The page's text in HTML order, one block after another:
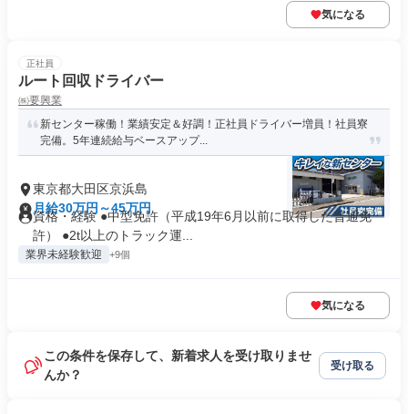
気になる
正社員
ルート回収ドライバー
㈱要興業
新センター稼働！業績安定＆好調！正社員ドライバー増員！社員寮
完備。5年連続給与ベースアップ...
東京都大田区京浜島
月給30万円～45万円
資格・経験 ●中型免許（平成19年6月以前に取得した普通免
許） ●2t以上のトラック運...
業界未経験歓迎 +9個
気になる
この条件を保存して、新着求人を受け取りませ
んか？
受け取る